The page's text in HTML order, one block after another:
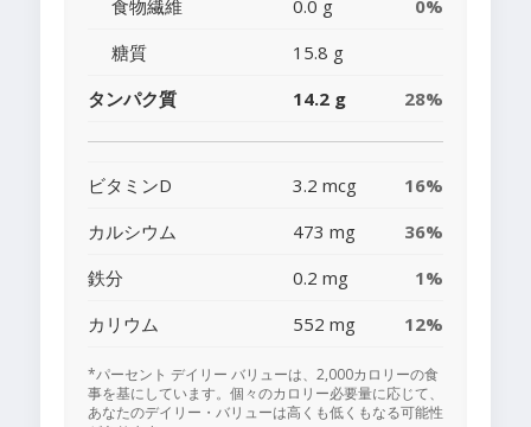
食物繊維 0.0 g
0%
糖質
15.8 g
タンパク質
14.2 g 28%
ビタミンD 3.2 mcg
16%
カルシウム
473 mg
36%
鉄分
0.2 mg
1%
カリウム
552 mg 12%
*パーセント デイリー バリューは、2,000カロリーの食
事を基にしています。個々のカロリー必要量に応じて、
あなたのデイリー・バリューは高くも低くもなる可能性